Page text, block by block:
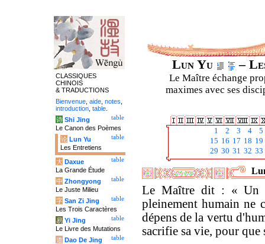
Lun Yu –
Le Maître échange
maximes avec ses
1 2 3 4
5
15 16 17 18 19
29 30 31 32 33
Le Maître dit : « Un
pleinement humain ne
dépens de la vertu
sacrifie sa vie, pour que
CLASSIQUES
CHINOIS
& TRADUCTIONS
Bienvenue aide notes
introduction table
table
诗 Shi Jing
Le Canon des Poèmes
table
论 Lun Yu
Les Entretiens
table
大 Daxue
La Grande Étude
table
中 Zhongyong
Le Juste Milieu
table
字 San Zi Jing
Les Trois Caractères
table
易 Yi Jing
Le Livre des Mutations
table
道 Dao De Jing